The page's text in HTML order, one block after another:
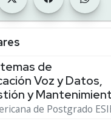
de
Voz y Datos,
y
de Postgrado